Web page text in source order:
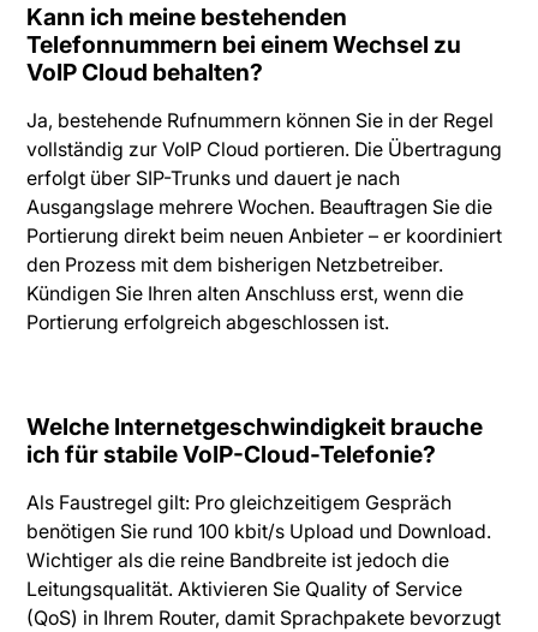
Kann ich meine bestehenden
Telefonnummern bei einem Wechsel zu
VoIP Cloud behalten?
Ja, bestehende Rufnummern können Sie in der Regel
vollständig zur VoIP Cloud portieren. Die Übertragung
erfolgt über SIP-Trunks und dauert je nach
Ausgangslage mehrere Wochen. Beauftragen Sie die
Portierung direkt beim neuen Anbieter – er koordiniert
den Prozess mit dem bisherigen Netzbetreiber.
Kündigen Sie Ihren alten Anschluss erst, wenn die
Portierung erfolgreich abgeschlossen ist.
Welche Internetgeschwindigkeit brauche
ich für stabile VoIP-Cloud-Telefonie?
Als Faustregel gilt: Pro gleichzeitigem Gespräch
benötigen Sie rund 100 kbit/s Upload und Download.
Wichtiger als die reine Bandbreite ist jedoch die
Leitungsqualität. Aktivieren Sie Quality of Service
(QoS) in Ihrem Router, damit Sprachpakete bevorzugt